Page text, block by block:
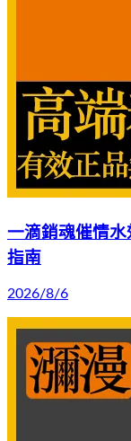
一滴銷魂催情
指南
2026/8/6